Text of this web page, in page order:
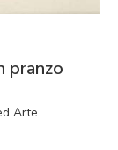
pranzo
Arte